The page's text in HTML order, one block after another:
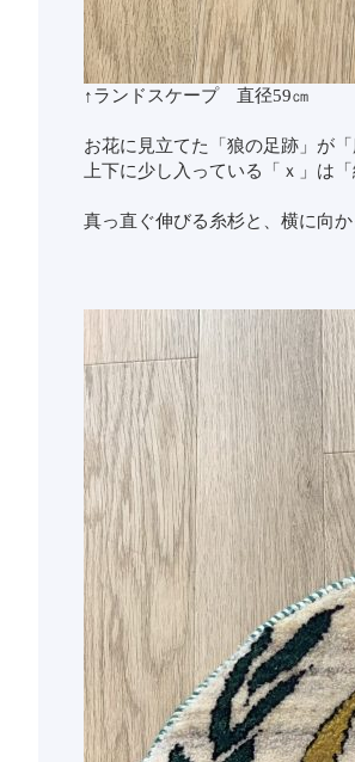
↑ランドスケープ 直径59㎝
お花に見立てた「狼の足跡」が
上下に少し入っている「ｘ」は
真っ直ぐ伸びる糸杉と、横に向